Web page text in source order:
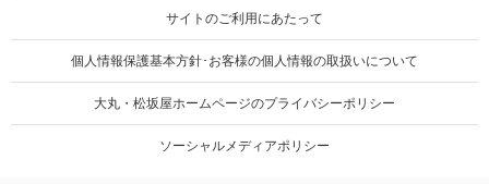
サイトのご利用にあたって
個人情報保護基本方針･お客様の個人情報の取扱いについて
大丸・松坂屋ホームページのプライバシーポリシー
ソーシャルメディアポリシー